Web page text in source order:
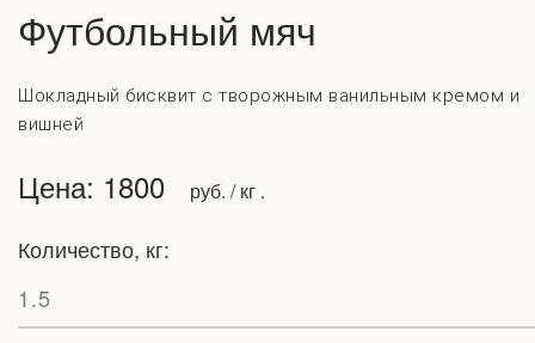
КОНТАКТЫ
Футбольный мяч
Шокладный бисквит с творожным ванильным кремом и
вишней
Цена: 1800 руб. / кг .
Количество, кг: